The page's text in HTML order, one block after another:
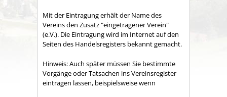
Mit der Eintragung erhält der Name des
Vereins den Zusatz "eingetragener Verein"
(e.V.). Die Eintragung wird im Internet auf den
Seiten des Handelsregisters bekannt gemacht.
Hinweis: Auch später müssen Sie bestimmte
Vorgänge oder Tatsachen ins Vereinsregister
eintragen lassen, beispielsweise wenn